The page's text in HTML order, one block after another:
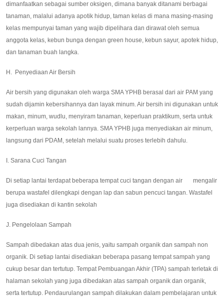
dimanfaatkan sebagai sumber oksigen, dimana banyak ditanami berbagai
tanaman, malalui adanya apotik hidup, taman kelas di mana masing-masing
kelas mempunyai taman yang wajib dipelihara dan dirawat oleh semua
anggota kelas, kebun bunga dengan green house, kebun sayur, apotek hidup,
dan tanaman buah langka.
H. Penyediaan Air Bersih
Air bersih yang digunakan oleh warga SMA YPHB berasal dari air PAM yang
sudah dijamin kebersihannya dan layak minum. Air bersih ini digunakan untuk
makan, minum, wudlu, menyiram tanaman, keperluan praktikum, serta untuk
kerperluan warga sekolah lannya. SMA YPHB juga menyediakan air minum,
langsung dari PDAM, setelah melalui suatu proses terlebih dahulu.
I. Sarana Cuci Tangan
Di setiap lantai terdapat beberapa tempat cuci tangan dengan air mengalir
berupa wastafel dilengkapi dengan lap dan sabun pencuci tangan. Wastafel
juga disediakan di kantin sekolah
J. Pengelolaan Sampah
Sampah dibedakan atas dua jenis, yaitu sampah organik dan sampah non
organik. Di setiap lantai disediakan beberapa pasang tempat sampah yang
cukup besar dan tertutup. Tempat Pembuangan Akhir (TPA) sampah terletak di
halaman sekolah yang juga dibedakan atas sampah organik dan organik,
serta tertutup. Pendaurulangan sampah dilakukan dalam pembelajaran untuk